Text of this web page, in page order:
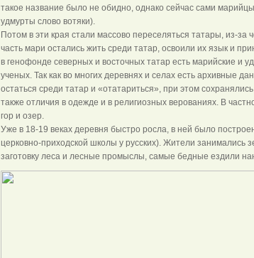
такое название было не обидно, однако сейчас сами
удмурты слово вотяки).
Потом в эти края стали массово переселяться татары, из-
часть мари остались жить среди татар, освоили их язык и
в генофонде северных и восточных татар есть марийские и
ученых. Так как во многих деревнях и селах есть архивные
остаться среди татар и «отатариться», при этом
также отличия в одежде и в религиозных верованиях. В
гор и озер.
Уже в 18-19 веках деревня быстро росла, в ней было
церковно-приходской школы у русских). Жители занимались
заготовку леса и лесные промыслы, самые бедные ездили